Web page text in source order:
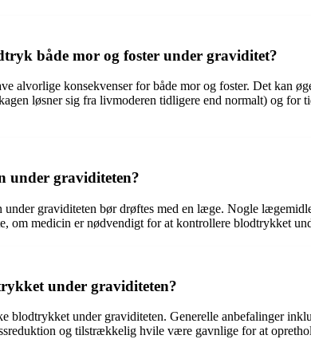
både mor og foster under graviditet?
alvorlige konsekvenser for både mor og foster. Det kan
løsner sig fra livmoderen tidligere end normalt) og
under graviditeten?
under graviditeten bør drøftes med en læge. Nogle
om medicin er nødvendigt for at kontrollere blodtrykket
under graviditeten?
blodtrykket under graviditeten. Generelle anbefalinger
og tilstrækkelig hvile være gavnlige for at